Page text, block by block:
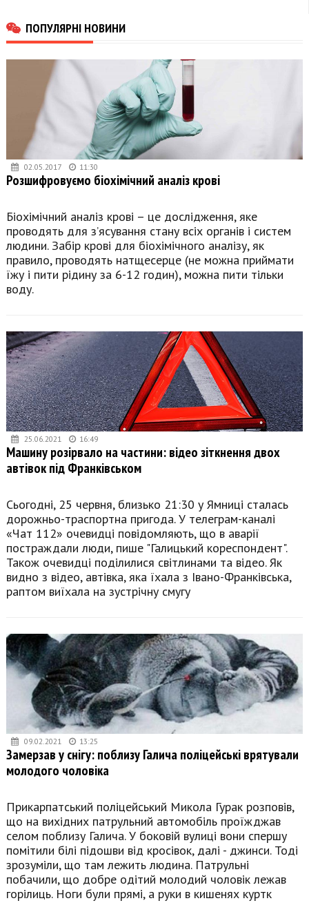
ПОПУЛЯРНІ НОВИНИ
02.05.2017 11:30
Розшифровуємо біохімічний аналіз крові
Біохімічний аналіз крові – це дослідження, яке
проводять для з’ясування стану всіх органів і систем
людини. Забір крові для біохімічного аналізу, як
правило, проводять натщесерце (не можна приймати
їжу і пити рідину за 6-12 годин), можна пити тільки
воду.
25.06.2021 16:49
Машину розірвало на частини: відео зіткнення двох
автівок під Франківськом
Сьогодні, 25 червня, близько 21:30 у Ямниці сталась
дорожньо-траспортна пригода. У телеграм-каналі
«Чат 112» очевидці повідомляють, що в аварії
постраждали люди, пише "Галицький кореспондент".
Також очевидці поділилися світлинами та відео. Як
видно з відео, автівка, яка їхала з Івано-Франківська,
раптом виїхала на зустрічну смугу
09.02.2021 13:25
Замерзав у снігу: поблизу Галича поліцейські врятували
молодого чоловіка
Прикарпатський поліцейський Микола Гурак розповів,
що на вихідних патрульний автомобіль проїжджав
селом поблизу Галича. У боковій вулиці вони спершу
помітили білі підошви від кросівок, далі - джинси. Тоді
зрозуміли, що там лежить людина. Патрульні
побачили, що добре одітий молодий чоловік лежав
горілиць. Ноги були прямі, а руки в кишенях куртк